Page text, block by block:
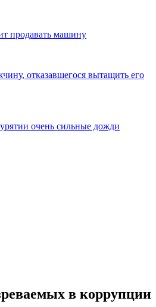
продавать машину
отказавшегося вытащить его
очень сильные дожди
в коррупции